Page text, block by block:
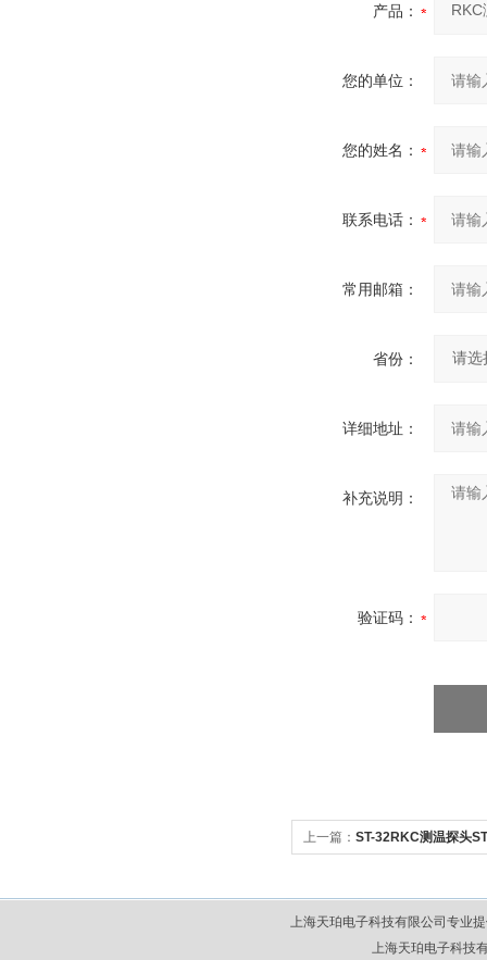
产品：
您的单位：
您的姓名：
联系电话：
常用邮箱：
省份：
详细地址：
补充说明：
验证码：
上一篇： ST-32RKC测温探头
上海天珀电子科技有限公司专业
上海天珀电子科